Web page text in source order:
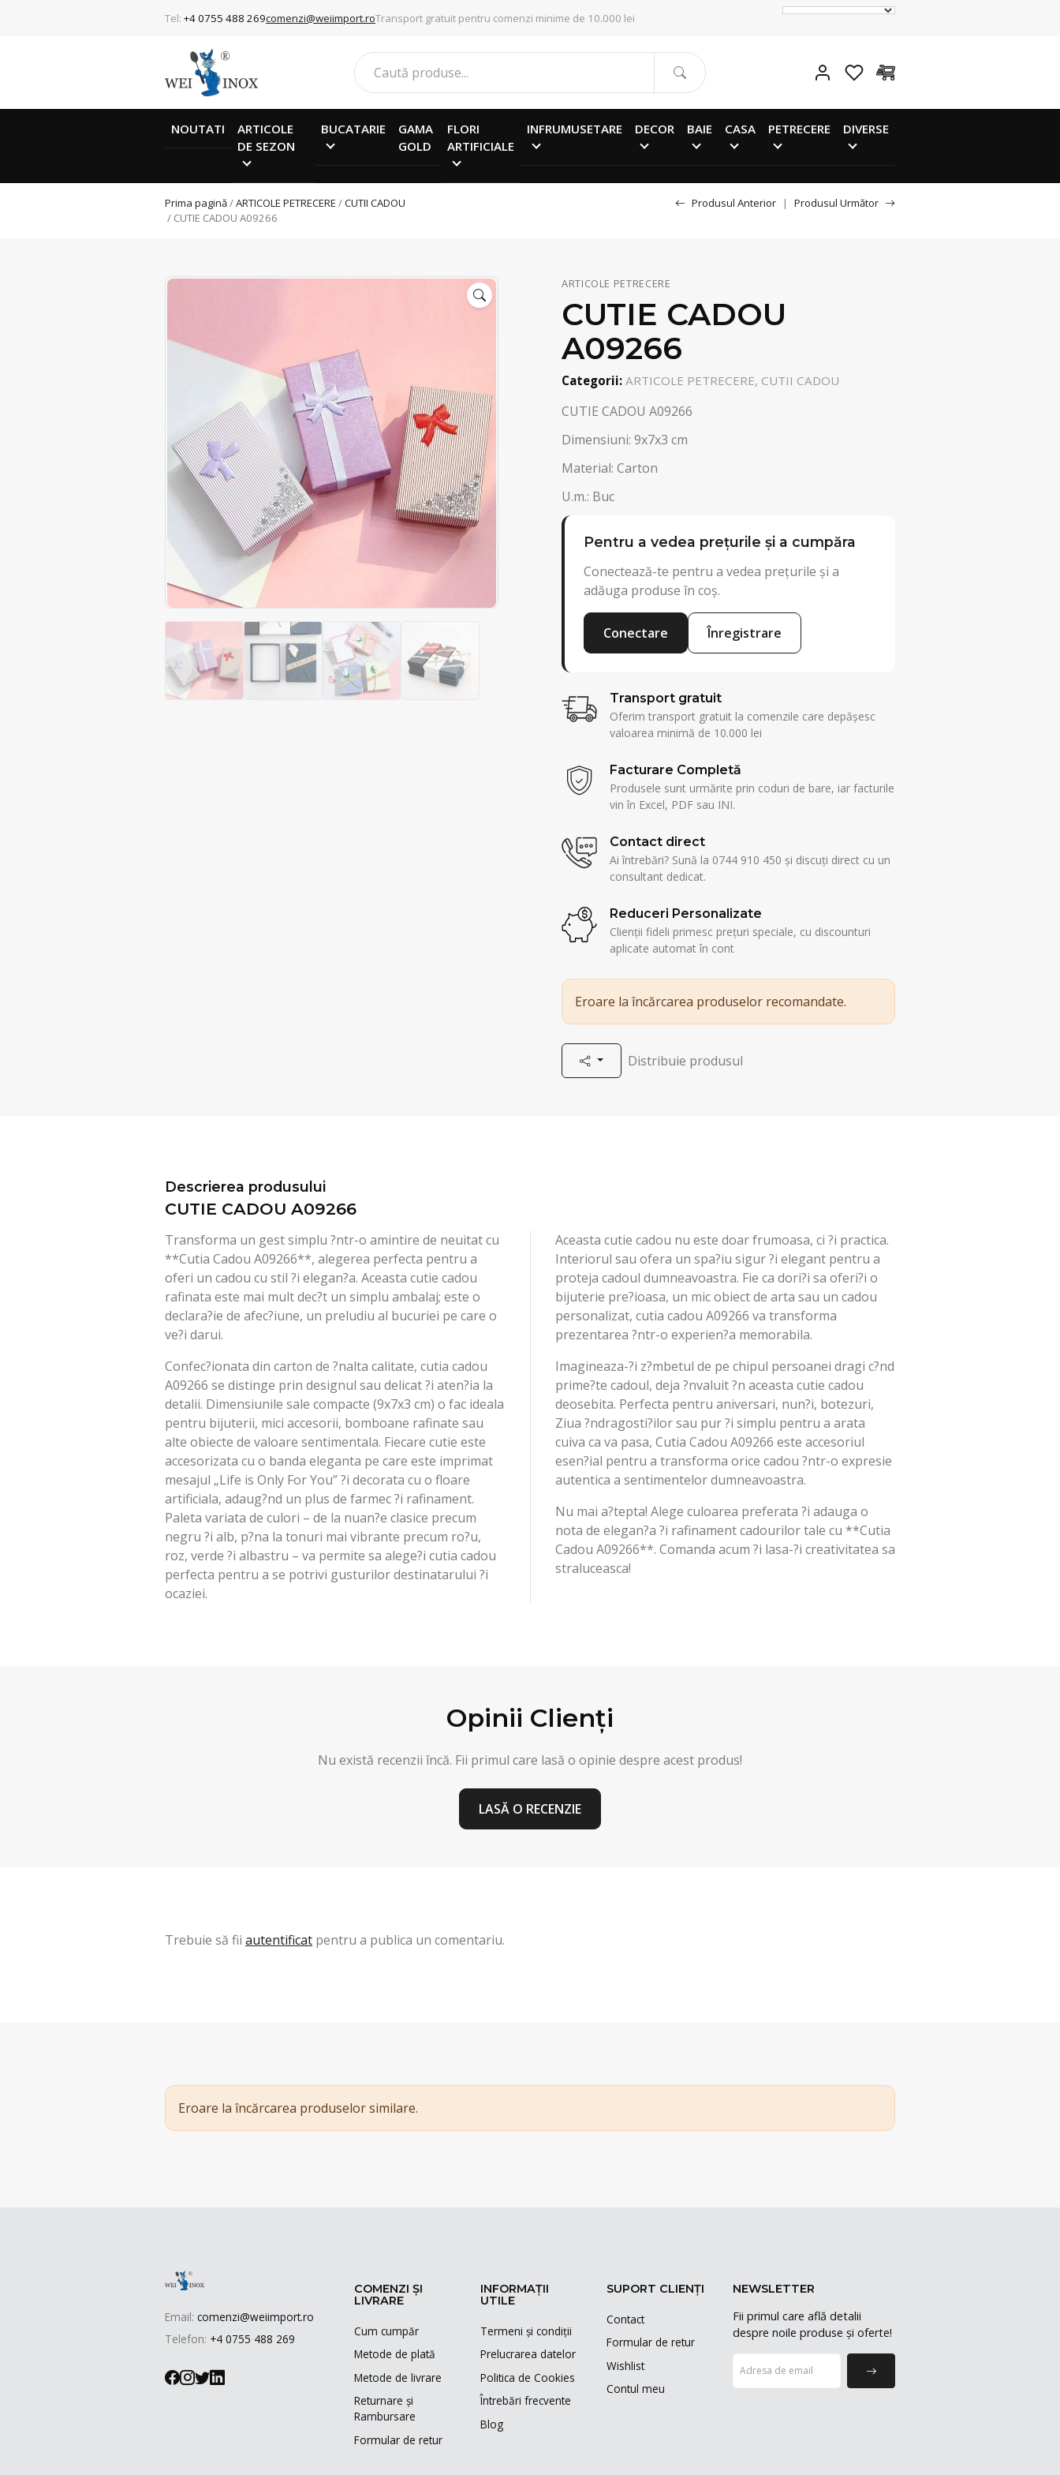
Tel: +4 0755 488 269comenzi@weiimport.roTransport gratuit pentru comenzi minime de 10.000 lei
NOUTATI
ARTICOLE
DE SEZON
BUCATARIE
GAMA
GOLD
FLORI
ARTIFICIALE
INFRUMUSETARE DECOR BAIE CASA PETRECERE DIVERSE
Prima pagină/ARTICOLE PETRECERE /CUTII CADOU
/ CUTIE CADOU A09266
Produsul Anterior | Produsul Următor
ARTICOLE PETRECERE
CUTIE CADOU
A09266
Categorii: ARTICOLE PETRECERE, CUTII CADOU
CUTIE CADOU A09266
Dimensiuni: 9x7x3 cm
Material: Carton
U.m.: Buc
Pentru a vedea prețurile și a cumpăra
Conectează-te pentru a vedea prețurile și a
adăuga produse în coș.
Conectare Înregistrare
Transport gratuit
Oferim transport gratuit la comenzile care depășesc
valoarea minimă de 10.000 lei
Facturare Completă
Produsele sunt urmărite prin coduri de bare, iar facturile
vin în Excel, PDF sau INI.
Contact direct
Ai întrebări? Sună la 0744 910 450 și discuți direct cu un
consultant dedicat.
Reduceri Personalizate
Clienții fideli primesc prețuri speciale, cu discounturi
aplicate automat în cont
Eroare la încărcarea produselor recomandate.
Distribuie produsul
Descrierea produsului
CUTIE CADOU A09266
Transforma un gest simplu ?ntr-o amintire de neuitat cu
**Cutia Cadou A09266**, alegerea perfecta pentru a
oferi un cadou cu stil ?i elegan?a. Aceasta cutie cadou
rafinata este mai mult dec?t un simplu ambalaj; este o
declara?ie de afec?iune, un preludiu al bucuriei pe care o
ve?i darui.
Confec?ionata din carton de ?nalta calitate, cutia cadou
A09266 se distinge prin designul sau delicat ?i aten?ia la
detalii. Dimensiunile sale compacte (9x7x3 cm) o fac ideala
pentru bijuterii, mici accesorii, bomboane rafinate sau
alte obiecte de valoare sentimentala. Fiecare cutie este
accesorizata cu o banda eleganta pe care este imprimat
mesajul „Life is Only For You” ?i decorata cu o floare
artificiala, adaug?nd un plus de farmec ?i rafinament.
Paleta variata de culori – de la nuan?e clasice precum
negru ?i alb, p?na la tonuri mai vibrante precum ro?u,
roz, verde ?i albastru – va permite sa alege?i cutia cadou
perfecta pentru a se potrivi gusturilor destinatarului ?i
ocaziei.
Aceasta cutie cadou nu este doar frumoasa, ci ?i practica.
Interiorul sau ofera un spa?iu sigur ?i elegant pentru a
proteja cadoul dumneavoastra. Fie ca dori?i sa oferi?i o
bijuterie pre?ioasa, un mic obiect de arta sau un cadou
personalizat, cutia cadou A09266 va transforma
prezentarea ?ntr-o experien?a memorabila.
Imagineaza-?i z?mbetul de pe chipul persoanei dragi c?nd
prime?te cadoul, deja ?nvaluit ?n aceasta cutie cadou
deosebita. Perfecta pentru aniversari, nun?i, botezuri,
Ziua ?ndragosti?ilor sau pur ?i simplu pentru a arata
cuiva ca va pasa, Cutia Cadou A09266 este accesoriul
esen?ial pentru a transforma orice cadou ?ntr-o expresie
autentica a sentimentelor dumneavoastra.
Nu mai a?tepta! Alege culoarea preferata ?i adauga o
nota de elegan?a ?i rafinament cadourilor tale cu **Cutia
Cadou A09266**. Comanda acum ?i lasa-?i creativitatea sa
straluceasca!
Opinii Clienți
Nu există recenzii încă. Fii primul care lasă o opinie despre acest produs!
LASĂ O RECENZIE
Trebuie să fii autentificat pentru a publica un comentariu.
Eroare la încărcarea produselor similare.
Email: comenzi@weiimport.ro
Telefon: +4 0755 488 269
COMENZI ȘI
LIVRARE
Cum cumpăr
Metode de plată
Metode de livrare
Returnare și
Rambursare
Formular de retur
INFORMAȚII
UTILE
Termeni și condiții
Prelucrarea datelor
Politica de Cookies
Întrebări frecvente
Blog
SUPORT CLIENȚI
Contact
Formular de retur
Wishlist
Contul meu
NEWSLETTER
Fii primul care află detalii
despre noile produse și oferte!